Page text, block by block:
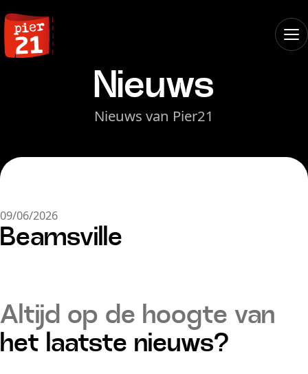
Nieuws
Nieuws van Pier21
09/06/2026
Beamsville
Altijd op de hoogte van
het laatste nieuws?